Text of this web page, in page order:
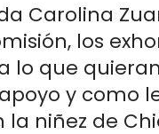
los
lo que
y como
niñez de